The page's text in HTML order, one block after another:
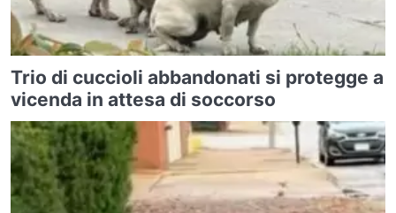
Trio di cuccioli abbandonati si protegge a
vicenda in attesa di soccorso